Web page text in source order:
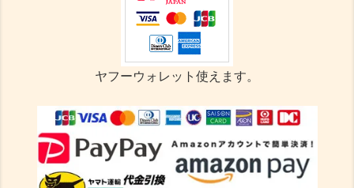
ヤフーウォレット使えます。